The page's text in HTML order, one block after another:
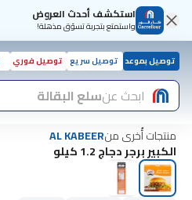
استكشف أحدث العروض
واستمتع بتجربة تسوّق مذهلة!
توصيل بموعد توصيل سريع توصيل فوري
ابحث عنسلع البقالة
منتجات أُخرى منAL KABEER
الكبير برجر دجاج 1.2 كيلو